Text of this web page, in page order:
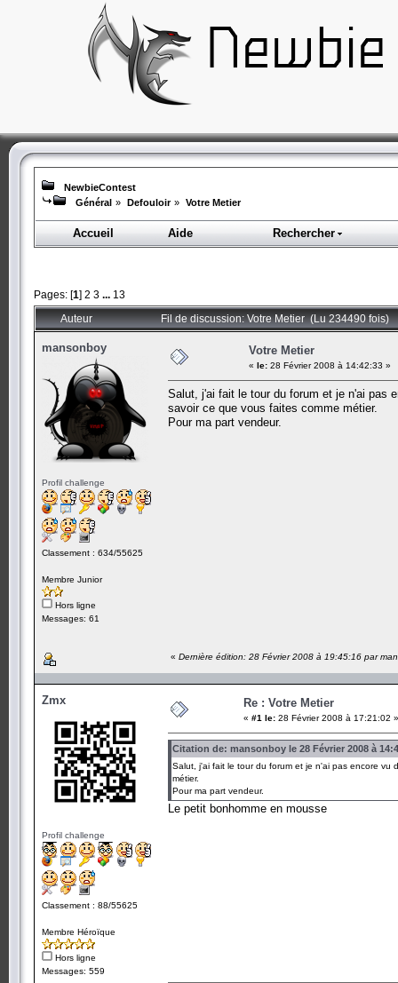
NewbieContest
Général » Defouloir » Votre Metier
Accueil Aide Rechercher
Pages: [1] 2 3 ... 13
Auteur Fil de discussion: Votre Metier (Lu 234490 fois)
mansonboy
Profil challenge
Classement : 634/55625
Membre Junior
Hors ligne
Messages: 61
Votre Metier
« le: 28 Février 2008 à 14:42:33 »
Salut, j'ai fait le tour du forum et je n'ai pas
savoir ce que vous faites comme métier.
Pour ma part vendeur.
« Dernière édition: 28 Février 2008 à 19:45:16 par
Zmx
Profil challenge
Classement : 88/55625
Membre Héroïque
Hors ligne
Messages: 559
Re : Votre Metier
« #1 le: 28 Février 2008 à 17:21:02 »
Citation de: mansonboy le 28 Février 2008 à
Salut, j'ai fait le tour du forum et je n'ai pas encore vu
métier.
Pour ma part vendeur.
Le petit bonhomme en mousse